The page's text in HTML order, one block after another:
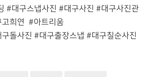
#대구스냅사진 #대구사진 #대구사진관
희연 #아트리움
돌사진 #대구출장스냅 #대구칠순사진